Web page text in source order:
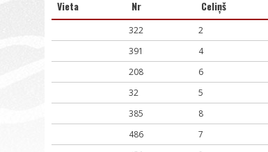
Vieta Nr Celiņš
322 2
391
4
208
6
32
5
385
8
486
7